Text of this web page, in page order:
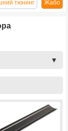
тюнинг Жабо